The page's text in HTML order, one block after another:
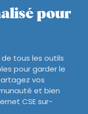
pour
de tous les outils
pour garder le
vos
et bien
CSE sur-